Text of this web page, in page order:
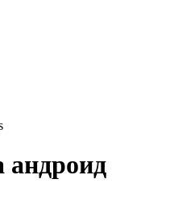
андроид